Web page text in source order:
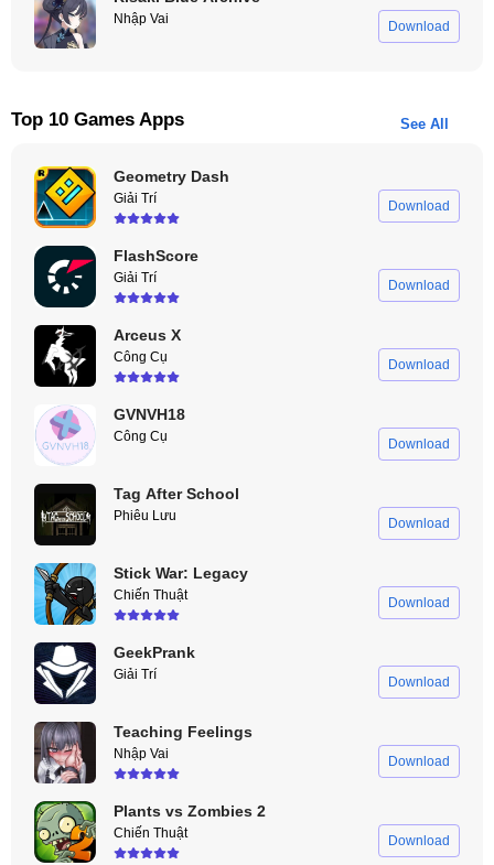
Nhập Vai Download
Top 10 Games Apps See All
Geometry Dash
Giải Trí Download
FlashScore
Giải Trí Download
Arceus X
Công Cụ Download
GVNVH18
Công Cụ Download
Tag After School
Phiêu Lưu Download
Stick War: Legacy
Chiến Thuật Download
GeekPrank
Giải Trí Download
Teaching Feelings
Nhập Vai Download
Plants vs Zombies 2
Chiến Thuật Download